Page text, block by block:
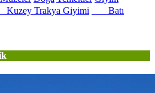
Kuzey Trakya Giyimi
Batı